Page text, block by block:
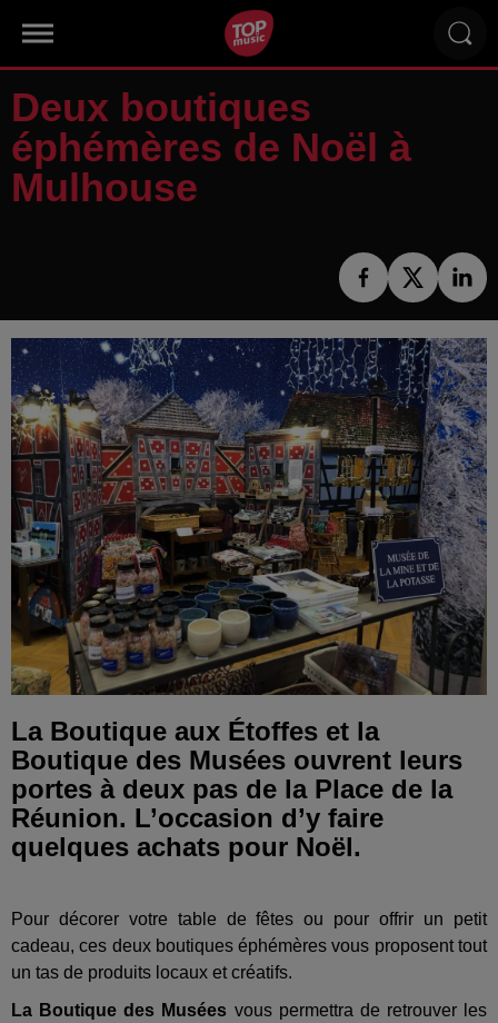
Deux boutiques
éphémères de Noël à
Mulhouse
La Boutique aux Étoffes et la
Boutique des Musées ouvrent leurs
portes à deux pas de la Place de la
Réunion. L’occasion d’y faire
quelques achats pour Noël.
Pour décorer votre table de fêtes ou pour offrir un petit
cadeau, ces deux boutiques éphémères vous proposent tout
un tas de produits locaux et créatifs.
La Boutique des Musées vous permettra de retrouver les